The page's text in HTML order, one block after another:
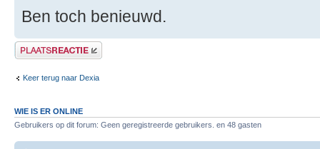
Ben toch benieuwd.
Plaats een reactie
Keer terug naar Dexia
WIE IS ER ONLINE
Gebruikers op dit forum: Geen geregistreerde gebruikers. en 48 gasten